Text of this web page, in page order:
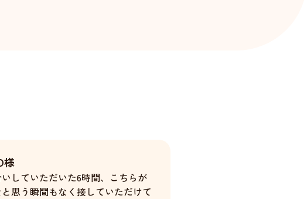
していただいた6時間、こちらが
思う瞬間もなく接していただけて